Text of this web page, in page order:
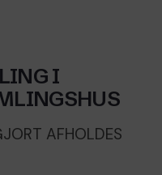
I
AFHOLDES